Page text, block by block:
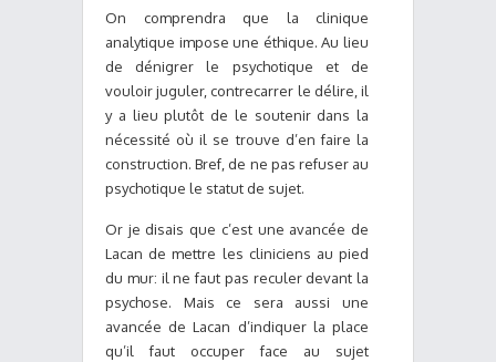
On comprendra que la clinique
analytique impose une éthique. Au lieu
de dénigrer le psychotique et de
vouloir juguler, contrecarrer le délire, il
y a lieu plutôt de le soutenir dans la
nécessité où il se trouve d’en faire la
construction. Bref, de ne pas refuser au
psychotique le statut de sujet.
Or je disais que c’est une avancée de
Lacan de mettre les cliniciens au pied
du mur: il ne faut pas reculer devant la
psychose. Mais ce sera aussi une
avancée de Lacan d’indiquer la place
qu’il faut occuper face au sujet